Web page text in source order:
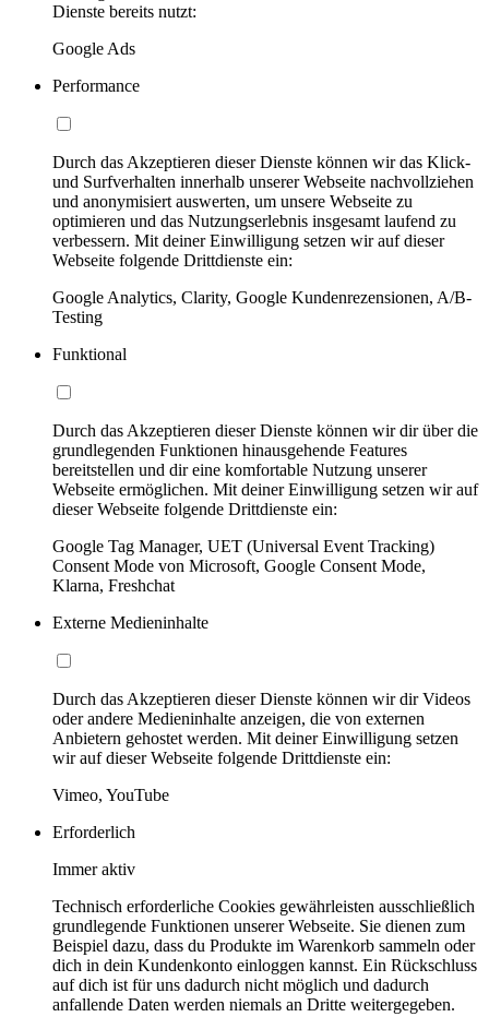
Dienste bereits nutzt:
Google Ads
Performance
Durch das Akzeptieren dieser Dienste können wir das Klick-
und Surfverhalten innerhalb unserer Webseite nachvollziehen
und anonymisiert auswerten, um unsere Webseite zu
optimieren und das Nutzungserlebnis insgesamt laufend zu
verbessern. Mit deiner Einwilligung setzen wir auf dieser
Webseite folgende Drittdienste ein:
Google Analytics, Clarity, Google Kundenrezensionen, A/B-
Testing
Funktional
Durch das Akzeptieren dieser Dienste können wir dir über die
grundlegenden Funktionen hinausgehende Features
bereitstellen und dir eine komfortable Nutzung unserer
Webseite ermöglichen. Mit deiner Einwilligung setzen wir auf
dieser Webseite folgende Drittdienste ein:
Google Tag Manager, UET (Universal Event Tracking)
Consent Mode von Microsoft, Google Consent Mode,
Klarna, Freshchat
Externe Medieninhalte
Durch das Akzeptieren dieser Dienste können wir dir Videos
oder andere Medieninhalte anzeigen, die von externen
Anbietern gehostet werden. Mit deiner Einwilligung setzen
wir auf dieser Webseite folgende Drittdienste ein:
Vimeo, YouTube
Erforderlich
Immer aktiv
Technisch erforderliche Cookies gewährleisten ausschließlich
grundlegende Funktionen unserer Webseite. Sie dienen zum
Beispiel dazu, dass du Produkte im Warenkorb sammeln oder
dich in dein Kundenkonto einloggen kannst. Ein Rückschluss
auf dich ist für uns dadurch nicht möglich und dadurch
anfallende Daten werden niemals an Dritte weitergegeben.